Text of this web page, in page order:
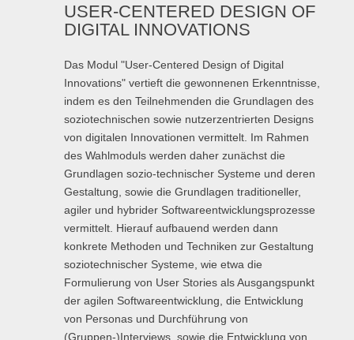
USER-CENTERED DESIGN OF
DIGITAL INNOVATIONS
Das Modul "User-Centered Design of Digital
Innovations" vertieft die gewonnenen Erkenntnisse,
indem es den Teilnehmenden die Grundlagen des
soziotechnischen sowie nutzerzentrierten Designs
von digitalen Innovationen vermittelt. Im Rahmen
des Wahlmoduls werden daher zunächst die
Grundlagen sozio-technischer Systeme und deren
Gestaltung, sowie die Grundlagen traditioneller,
agiler und hybrider Softwareentwicklungsprozesse
vermittelt. Hierauf aufbauend werden dann
konkrete Methoden und Techniken zur Gestaltung
soziotechnischer Systeme, wie etwa die
Formulierung von User Stories als Ausgangspunkt
der agilen Softwareentwicklung, die Entwicklung
von Personas und Durchführung von
(Gruppen-)Interviews, sowie die Entwicklung von